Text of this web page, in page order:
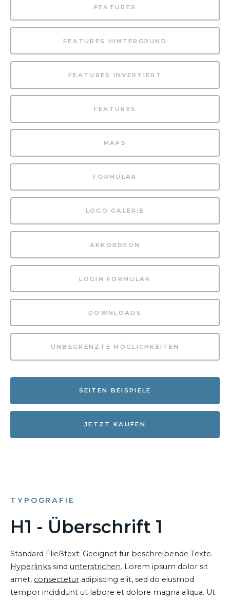
FEATURES
FEATURES HINTERGRUND
FEATURES INVERTIERT
FEATURES
MAPS
FORMULAR
LOGO GALERIE
AKKORDEON
LOGIN FORMULAR
DOWNLOADS
UNBEGRENZTE MÖGLICHKEITEN
SEITEN BEISPIELE
JETZT KAUFEN
TYPOGRAFIE
H1 - Überschrift 1
Standard Fließtext: Geeignet für beschreibende Texte.
Hyperlinks sind unterstrichen. Lorem ipsum dolor sit
amet, consectetur adipiscing elit, sed do eiusmod
tempor incididunt ut labore et dolore magna aliqua. Ut